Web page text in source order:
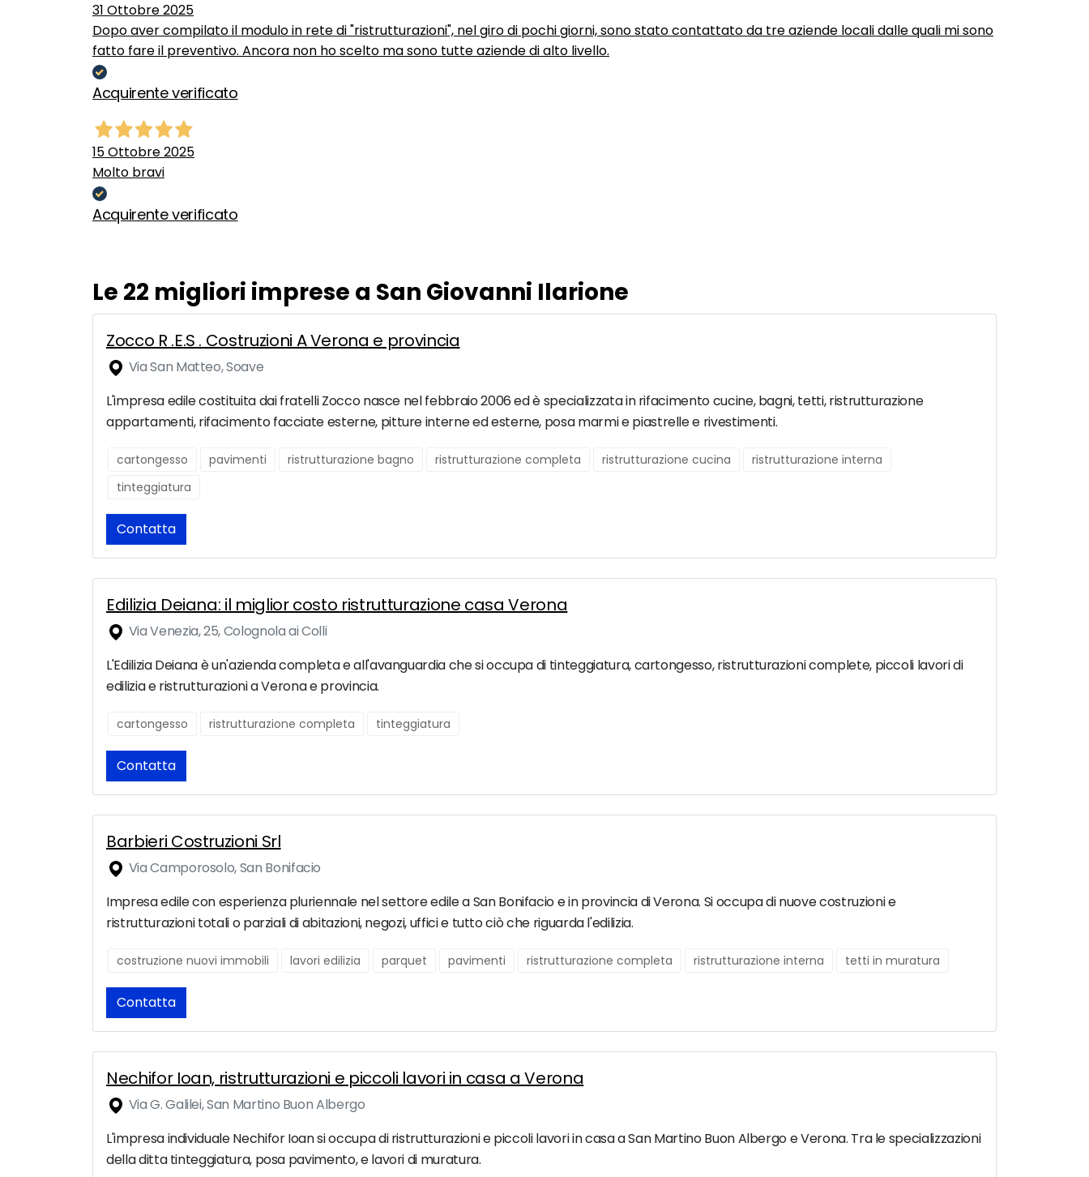
31 Ottobre 2025
Dopo aver compilato il modulo in rete di "ristrutturazioni", nel giro di pochi giorni, sono stato contattato da tre aziende locali dalle quali mi sono
fatto fare il preventivo. Ancora non ho scelto ma sono tutte aziende di alto livello.
Acquirente verificato
15 Ottobre 2025
Molto bravi
Acquirente verificato
Le 22 migliori imprese a San Giovanni Ilarione
Zocco R .E.S . Costruzioni A Verona e provincia
Via San Matteo, Soave
L'impresa edile costituita dai fratelli Zocco nasce nel febbraio 2006 ed è specializzata in rifacimento cucine, bagni, tetti, ristrutturazione
appartamenti, rifacimento facciate esterne, pitture interne ed esterne, posa marmi e piastrelle e rivestimenti.
cartongesso pavimenti ristrutturazione bagno ristrutturazione completa ristrutturazione cucina
ristrutturazione interna
tinteggiatura
Contatta
Edilizia Deiana: il miglior costo ristrutturazione casa Verona
Via Venezia, 25, Colognola ai Colli
L'Edilizia Deiana è un'azienda completa e all'avanguardia che si occupa di tinteggiatura, cartongesso, ristrutturazioni complete, piccoli lavori di
edilizia e ristrutturazioni a Verona e provincia.
cartongesso ristrutturazione completa tinteggiatura
Contatta
Barbieri Costruzioni Srl
Via Camporosolo, San Bonifacio
Impresa edile con esperienza pluriennale nel settore edile a San Bonifacio e in provincia di Verona. Si occupa di nuove costruzioni e
ristrutturazioni totali o parziali di abitazioni, negozi, uffici e tutto ciò che riguarda l'edilizia.
costruzione nuovi immobili lavori edilizia parquet pavimenti ristrutturazione completa ristrutturazione interna tetti in muratura
Contatta
Nechifor Ioan, ristrutturazioni e piccoli lavori in casa a Verona
Via G. Galilei, San Martino Buon Albergo
L'impresa individuale Nechifor Ioan si occupa di ristrutturazioni e piccoli lavori in casa a San Martino Buon Albergo e Verona. Tra le specializzazioni
della ditta tinteggiatura, posa pavimento, e lavori di muratura.